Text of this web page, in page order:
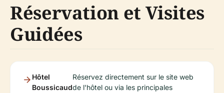
Réservation et Visites
Guidées
Hôtel
Boussicaud
Réservez directement sur le site web
de l'hôtel ou via les principales